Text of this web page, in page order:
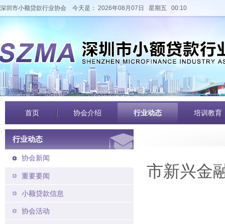
深圳市小额贷款行业协会 今天是： 2026年08月07日 星期五 00:10
首页 协会介绍 行业动态 培训教育
行业动态
协会新闻
重要要闻
小额贷款信息
协会活动
市新兴金